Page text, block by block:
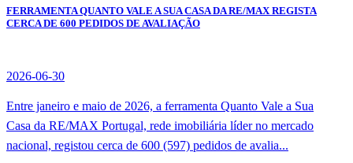
FERRAMENTA QUANTO VALE A SUA CASA DA RE/MAX REGISTA
CERCA DE 600 PEDIDOS DE AVALIAÇÃO
2026-06-30
Entre janeiro e maio de 2026, a ferramenta Quanto Vale a Sua
Casa da RE/MAX Portugal, rede imobiliária líder no mercado
nacional, registou cerca de 600 (597) pedidos de avalia...